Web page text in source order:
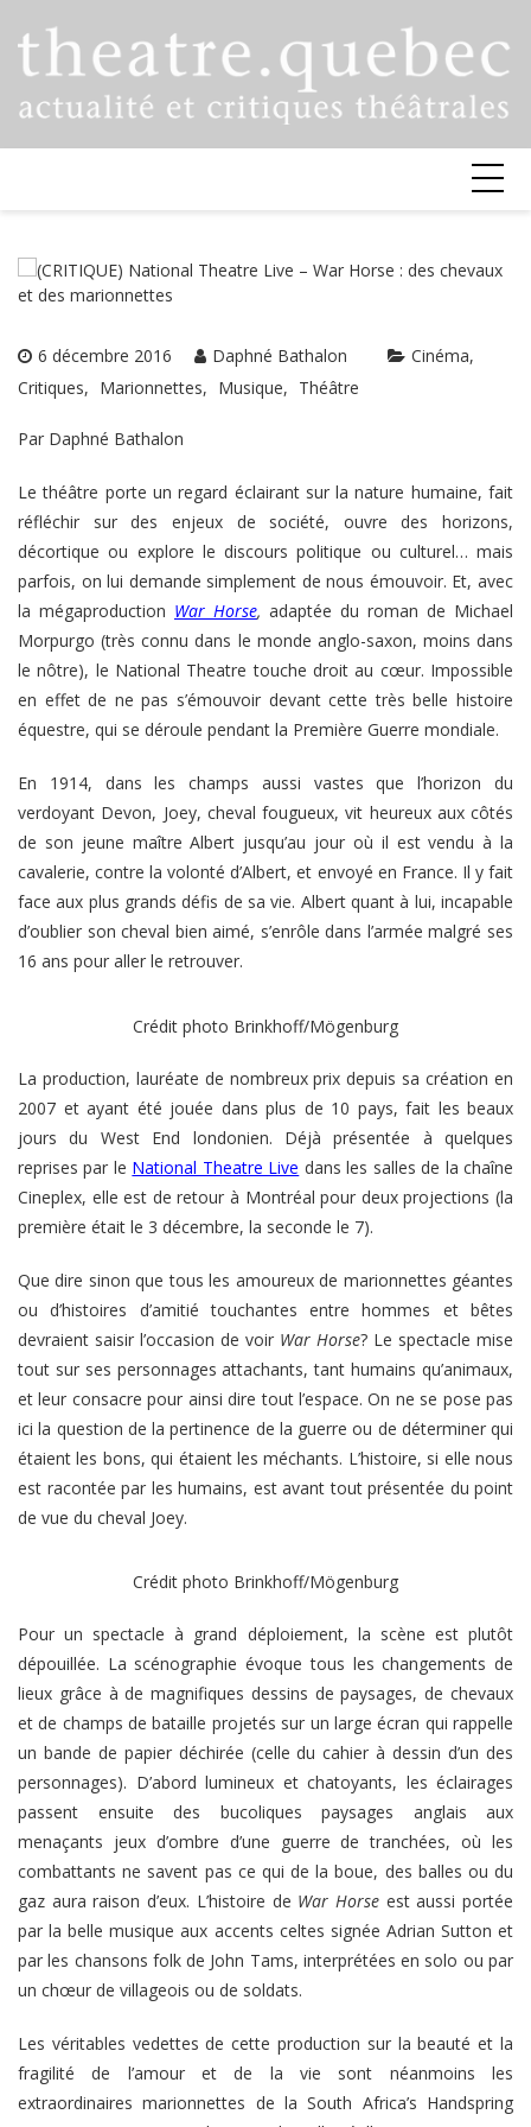
6 décembre 2016 Daphné Bathalon
Cinéma
Critiques
Marionnettes Musique Théâtre
Par Daphné Bathalon
Le théâtre porte un regard éclairant sur la nature humaine, fait
réfléchir sur des enjeux de société, ouvre des horizons,
décortique ou explore le discours politique ou culturel… mais
parfois, on lui demande simplement de nous émouvoir. Et, avec
la mégaproduction War Horse, adaptée du roman de Michael
Morpurgo (très connu dans le monde anglo-saxon, moins dans
le nôtre), le National Theatre touche droit au cœur. Impossible
en effet de ne pas s’émouvoir devant cette très belle histoire
équestre, qui se déroule pendant la Première Guerre mondiale.
En 1914, dans les champs aussi vastes que l’horizon du
verdoyant Devon, Joey, cheval fougueux, vit heureux aux côtés
de son jeune maître Albert jusqu’au jour où il est vendu à la
cavalerie, contre la volonté d’Albert, et envoyé en France. Il y fait
face aux plus grands défis de sa vie. Albert quant à lui, incapable
d’oublier son cheval bien aimé, s’enrôle dans l’armée malgré ses
16 ans pour aller le retrouver.
Crédit photo Brinkhoff/Mögenburg
La production, lauréate de nombreux prix depuis sa création en
2007 et ayant été jouée dans plus de 10 pays, fait les beaux
jours du West End londonien. Déjà présentée à quelques
reprises par le National Theatre Live dans les salles de la chaîne
Cineplex, elle est de retour à Montréal pour deux projections (la
première était le 3 décembre, la seconde le 7).
Que dire sinon que tous les amoureux de marionnettes géantes
ou d’histoires d’amitié touchantes entre hommes et bêtes
devraient saisir l’occasion de voir War Horse? Le spectacle mise
tout sur ses personnages attachants, tant humains qu’animaux,
et leur consacre pour ainsi dire tout l’espace. On ne se pose pas
ici la question de la pertinence de la guerre ou de déterminer qui
étaient les bons, qui étaient les méchants. L’histoire, si elle nous
est racontée par les humains, est avant tout présentée du point
de vue du cheval Joey.
Crédit photo Brinkhoff/Mögenburg
Pour un spectacle à grand déploiement, la scène est plutôt
dépouillée. La scénographie évoque tous les changements de
lieux grâce à de magnifiques dessins de paysages, de chevaux
et de champs de bataille projetés sur un large écran qui rappelle
un bande de papier déchirée (celle du cahier à dessin d’un des
personnages). D’abord lumineux et chatoyants, les éclairages
passent ensuite des bucoliques paysages anglais aux
menaçants jeux d’ombre d’une guerre de tranchées, où les
combattants ne savent pas ce qui de la boue, des balles ou du
gaz aura raison d’eux. L’histoire de War Horse est aussi portée
par la belle musique aux accents celtes signée Adrian Sutton et
par les chansons folk de John Tams, interprétées en solo ou par
un chœur de villageois ou de soldats.
Les véritables vedettes de cette production sur la beauté et la
fragilité de l’amour et de la vie sont néanmoins les
extraordinaires marionnettes de la South Africa’s Handspring